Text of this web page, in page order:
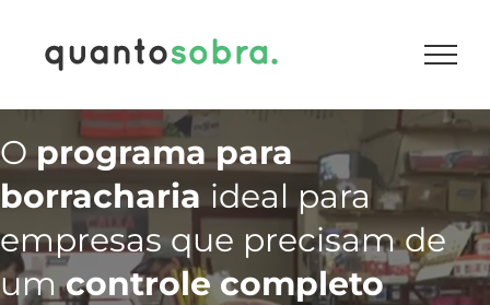
conteúdo
O programa para
borracharia ideal para
empresas que precisam de
umcontrole completo